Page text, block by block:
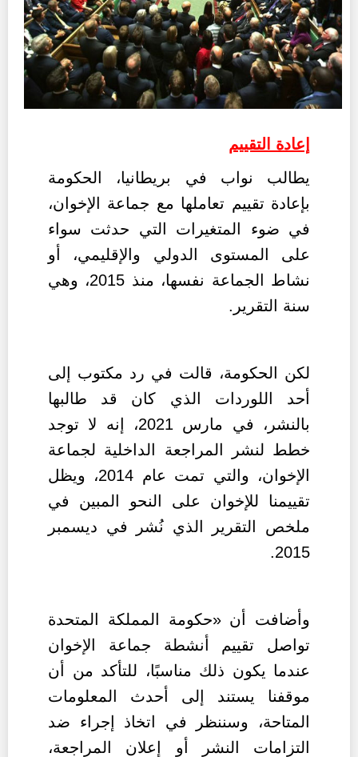
إعادة التقييم
يطالب نواب في بريطانيا، الحكومة
بإعادة تقييم تعاملها مع جماعة الإخوان،
في ضوء المتغيرات التي حدثت سواء
على المستوى الدولي والإقليمي، أو
نشاط الجماعة نفسها، منذ 2015، وهي
سنة التقرير.
لكن الحكومة، قالت في رد مكتوب إلى
أحد اللوردات الذي كان قد طالبها
بالنشر، في مارس 2021، إنه لا توجد
خطط لنشر المراجعة الداخلية لجماعة
الإخوان، والتي تمت عام 2014، ويظل
تقييمنا للإخوان على النحو المبين في
ملخص التقرير الذي نُشر في ديسمبر
2015.
وأضافت أن «حكومة المملكة المتحدة
تواصل تقييم أنشطة جماعة الإخوان
عندما يكون ذلك مناسبًا، للتأكد من أن
موقفنا يستند إلى أحدث المعلومات
المتاحة، وسننظر في اتخاذ إجراء ضد
التزامات النشر أو إعلان المراجعة،